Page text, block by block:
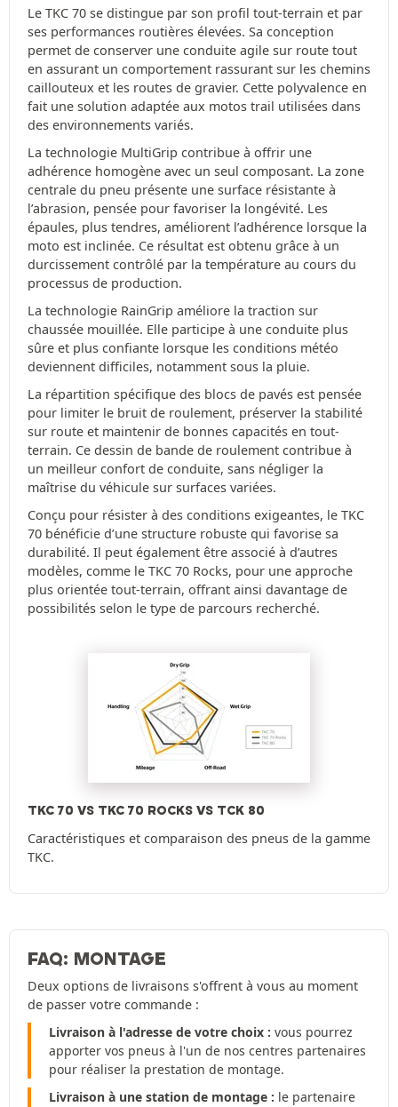
Le TKC 70 se distingue par son profil tout-terrain et par
ses performances routières élevées. Sa conception
permet de conserver une conduite agile sur route tout
en assurant un comportement rassurant sur les chemins
caillouteux et les routes de gravier. Cette polyvalence en
fait une solution adaptée aux motos trail utilisées dans
des environnements variés.
La technologie MultiGrip contribue à offrir une
adhérence homogène avec un seul composant. La zone
centrale du pneu présente une surface résistante à
l’abrasion, pensée pour favoriser la longévité. Les
épaules, plus tendres, améliorent l’adhérence lorsque la
moto est inclinée. Ce résultat est obtenu grâce à un
durcissement contrôlé par la température au cours du
processus de production.
La technologie RainGrip améliore la traction sur
chaussée mouillée. Elle participe à une conduite plus
sûre et plus confiante lorsque les conditions météo
deviennent difficiles, notamment sous la pluie.
La répartition spécifique des blocs de pavés est pensée
pour limiter le bruit de roulement, préserver la stabilité
sur route et maintenir de bonnes capacités en tout-
terrain. Ce dessin de bande de roulement contribue à
un meilleur confort de conduite, sans négliger la
maîtrise du véhicule sur surfaces variées.
Conçu pour résister à des conditions exigeantes, le TKC
70 bénéficie d’une structure robuste qui favorise sa
durabilité. Il peut également être associé à d’autres
modèles, comme le TKC 70 Rocks, pour une approche
plus orientée tout-terrain, offrant ainsi davantage de
possibilités selon le type de parcours recherché.
TKC 70 VS TKC 70 ROCKS VS TCK 80
Caractéristiques et comparaison des pneus de la gamme
TKC.
FAQ: MONTAGE
Deux options de livraisons s'offrent à vous au moment
de passer votre commande :
Livraison à l'adresse de votre choix : vous pourrez
apporter vos pneus à l'un de nos centres partenaires
pour réaliser la prestation de montage.
Livraison à une station de montage : le partenaire